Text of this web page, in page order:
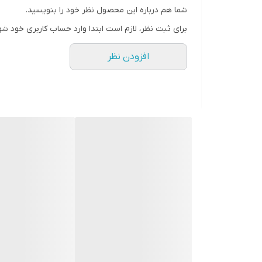
شما هم درباره این محصول نظر خود را بنویسید.
برای ثبت نظر، لازم است ابتدا وارد حساب کاربری خود
افزودن نظر